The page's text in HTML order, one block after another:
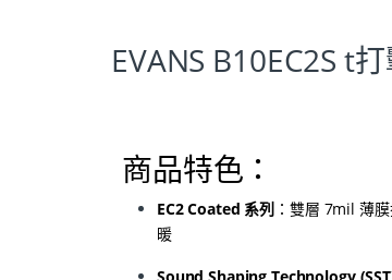
EVANS B10EC2S t
商品特色：
EC2 Coated 系列 ：雙層 7mil 薄
暖